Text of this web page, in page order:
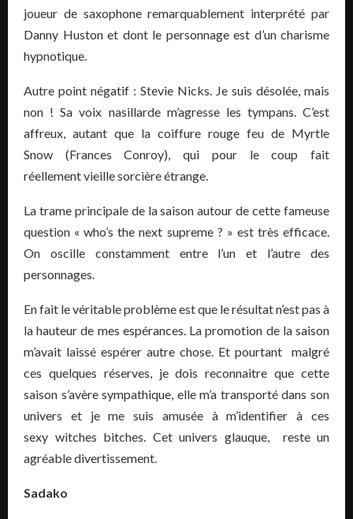
joueur de saxophone remarquablement interprété par
Danny Huston et dont le personnage est d’un charisme
hypnotique.
Autre point négatif : Stevie Nicks. Je suis désolée, mais
non ! Sa voix nasillarde m’agresse les tympans. C’est
affreux, autant que la coiffure rouge feu de Myrtle
Snow (Frances Conroy), qui pour le coup fait
réellement vieille sorcière étrange.
La trame principale de la saison autour de cette fameuse
question « who’s the next supreme ? » est très efficace.
On oscille constamment entre l’un et l’autre des
personnages.
En fait le véritable problème est que le résultat n’est pas à
la hauteur de mes espérances. La promotion de la saison
m’avait laissé espérer autre chose. Et pourtant malgré
ces quelques réserves, je dois reconnaitre que cette
saison s’avère sympathique, elle m’a transporté dans son
univers et je me suis amusée à m’identifier à ces
sexy witches bitches. Cet univers glauque, reste un
agréable divertissement.
Sadako